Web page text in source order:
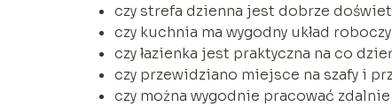
czy strefa dzienna jest dobrze
czy kuchnia ma wygodny układ roboczy
czy łazienka jest praktyczna na co
czy przewidziano miejsce na szafy i
czy można wygodnie pracować zdalnie